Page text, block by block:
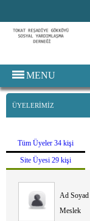
MENU
ÜYELERİMİZ
Tüm Üyeler 34 kişi
Site Üyesi 29 kişi
Ad Soyad
Meslek